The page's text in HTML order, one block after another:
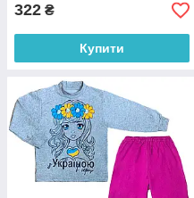
Великий вибір
холодного часу
щільних
дитині буде
322 ₴
Купити